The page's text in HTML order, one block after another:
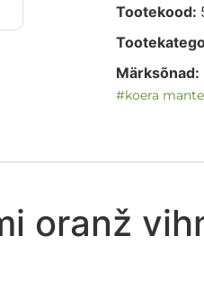
Tootekood:
Märksõnad:
#koera
oranž